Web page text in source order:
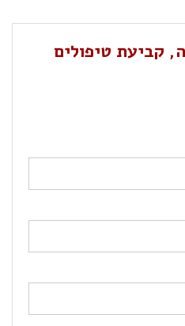
קביעת טיפולים